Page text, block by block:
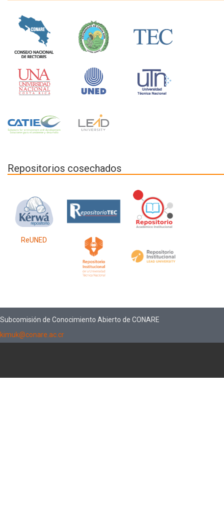
Repositorios cosechados
ReUNED
Subcomisión de Conocimiento Abierto de CONARE
kimuk@conare.ac.cr